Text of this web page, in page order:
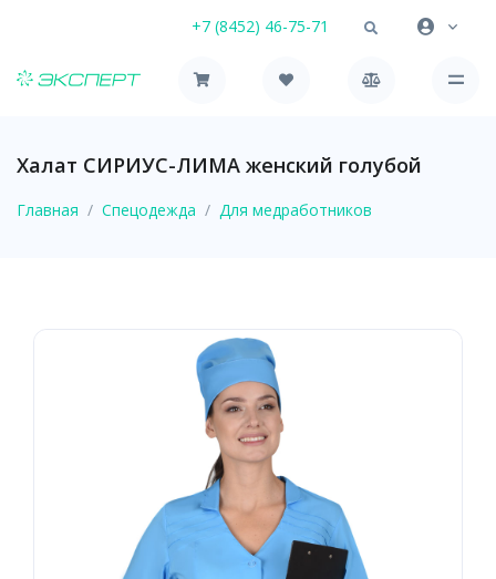
+7 (8452) 46-75-71
Халат СИРИУС-ЛИМА женский голубой
Главная Спецодежда Для медработников